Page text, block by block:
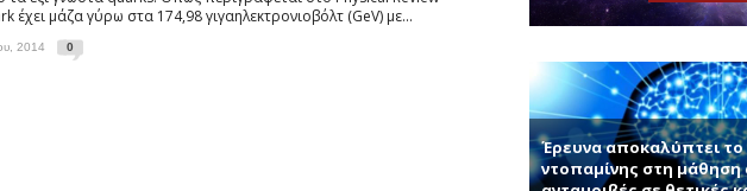
ερευνητή κ. Παντελή Μπάμπουλη για τα ενδιαφέροντα τεχνητά υλικά, γερμανένιο και
(Συνέντευξη με τον Ερωτόκριτο Κατσαβουνίδη, διευθυντή έρευνας στο ΜΙΤ)
Κύματα (Συνέντευξη με τον Χρήστο Τσάγκα, Αναπληρωτή Καθηγητή του ΑΠΘ)
έχει μάζα γύρω στα 174,98 γιγαηλεκτρονιοβόλτ (GeV) με...
2014 0
Έρευνα αποκαλύπτει
ντοπαμίνης στη